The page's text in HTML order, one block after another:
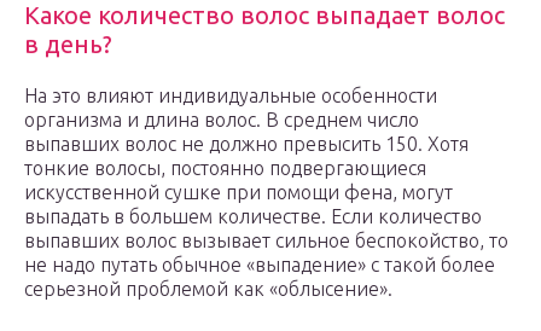
Какое количество волос выпадает волос
в день?
На это влияют индивидуальные особенности
организма и длина волос. В среднем число
выпавших волос не должно превысить 150. Хотя
тонкие волосы, постоянно подвергающиеся
искусственной сушке при помощи фена, могут
выпадать в большем количестве. Если количество
выпавших волос вызывает сильное беспокойство, то
не надо путать обычное «выпадение» с такой более
серьезной проблемой как «облысение».